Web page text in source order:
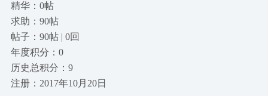
精华：0帖
求助：90帖
帖子：90帖 | 0回
年度积分：0
历史总积分：9
注册：2017年10月20日